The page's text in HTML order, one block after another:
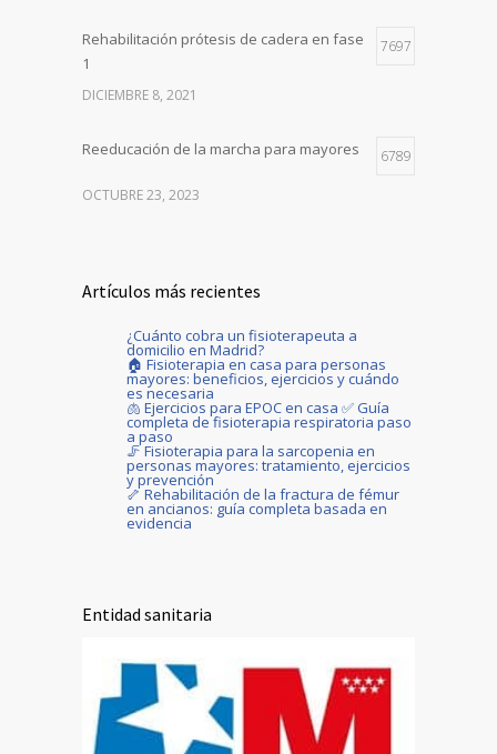
Rehabilitación prótesis de cadera en fase
1
7697
DICIEMBRE 8, 2021
Reeducación de la marcha para mayores 6789
OCTUBRE 23, 2023
Artículos más recientes
¿Cuánto cobra un fisioterapeuta a
domicilio en Madrid?
🏠 Fisioterapia en casa para personas
mayores: beneficios, ejercicios y cuándo
es necesaria
🫁 Ejercicios para EPOC en casa ✅ Guía
completa de fisioterapia respiratoria paso
a paso
🦵 Fisioterapia para la sarcopenia en
personas mayores: tratamiento, ejercicios
y prevención
🦴 Rehabilitación de la fractura de fémur
en ancianos: guía completa basada en
evidencia
Entidad sanitaria